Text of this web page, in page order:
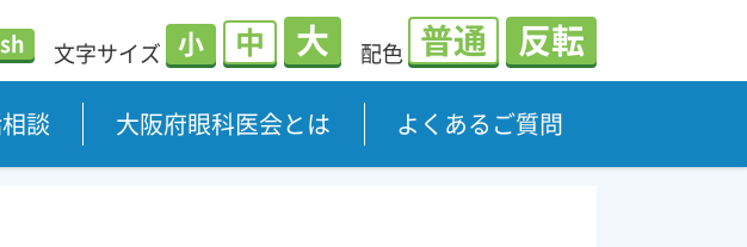
文字サイズ 小 中 大 配色 普通 反転
談 大阪府眼科医会とは よくあるご質問